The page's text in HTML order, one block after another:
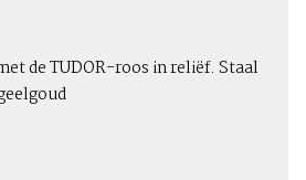
de TUDOR-roos in reliëf. Staal